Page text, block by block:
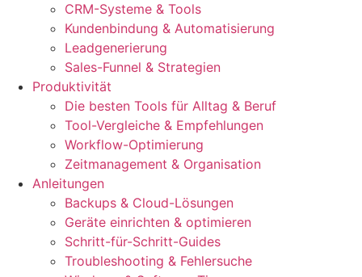
CRM-Systeme & Tools
Kundenbindung & Automatisierung
Leadgenerierung
Sales-Funnel & Strategien
Produktivität
Die besten Tools für Alltag & Beruf
Tool-Vergleiche & Empfehlungen
Workflow-Optimierung
Zeitmanagement & Organisation
Anleitungen
Backups & Cloud-Lösungen
Geräte einrichten & optimieren
Schritt-für-Schritt-Guides
Troubleshooting & Fehlersuche